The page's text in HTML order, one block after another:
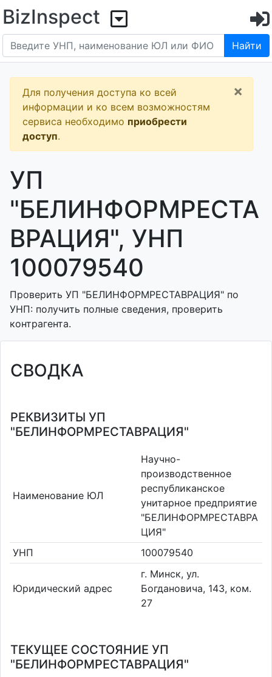
BizInspect
Найти
Для получения доступа ко всей
информации и ко всем возможностям
сервиса необходимо приобрести
доступ.
×
УП
"БЕЛИНФОРМРЕСТА
ВРАЦИЯ", УНП
100079540
Проверить УП "БЕЛИНФОРМРЕСТАВРАЦИЯ" по
УНП: получить полные сведения, проверить
контрагента.
СВОДКА
РЕКВИЗИТЫ УП
"БЕЛИНФОРМРЕСТАВРАЦИЯ"
Наименование ЮЛ
Научно-
производственное
республиканское
унитарное предприятие
"БЕЛИНФОРМРЕСТАВРА
ЦИЯ"
УНП
100079540
Юридический адрес
г. Минск, ул.
Богдановича, 143, ком.
27
ТЕКУЩЕЕ СОСТОЯНИЕ УП
"БЕЛИНФОРМРЕСТАВРАЦИЯ"